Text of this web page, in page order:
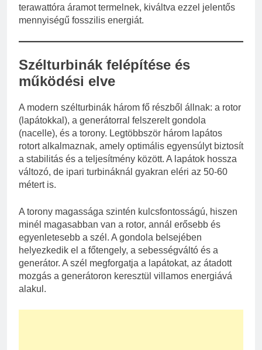
terawattóra áramot termelnek, kiváltva ezzel jelentős
mennyiségű fosszilis energiát.
Szélturbinák felépítése és
működési elve
A modern szélturbinák három fő részből állnak: a rotor
(lapátokkal), a generátorral felszerelt gondola
(nacelle), és a torony. Legtöbbször három lapátos
rotort alkalmaznak, amely optimális egyensúlyt biztosít
a stabilitás és a teljesítmény között. A lapátok hossza
változó, de ipari turbináknál gyakran eléri az 50-60
métert is.
A torony magassága szintén kulcsfontosságú, hiszen
minél magasabban van a rotor, annál erősebb és
egyenletesebb a szél. A gondola belsejében
helyezkedik el a főtengely, a sebességváltó és a
generátor. A szél megforgatja a lapátokat, az átadott
mozgás a generátoron keresztül villamos energiává
alakul.